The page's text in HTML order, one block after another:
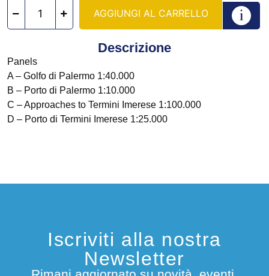
AGGIUNGI AL CARRELLO
Descrizione
Panels
A – Golfo di Palermo 1:40.000
B – Porto di Palermo 1:10.000
C – Approaches to Termini Imerese 1:100.000
D – Porto di Termini Imerese 1:25.000
Iscriviti alla nostra
Newsletter